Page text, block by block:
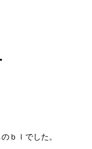
ｂｌでした。